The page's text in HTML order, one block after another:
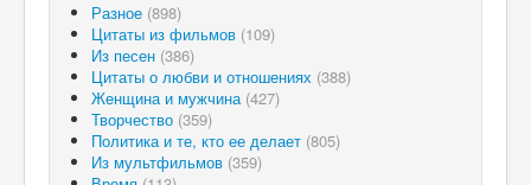
Разное (898)
Цитаты из фильмов (109)
Из песен (386)
Цитаты о любви и отношениях (388)
Женщина и мужчина (427)
Творчество (359)
Политика и те, кто ее делает (805)
Из мультфильмов (359)